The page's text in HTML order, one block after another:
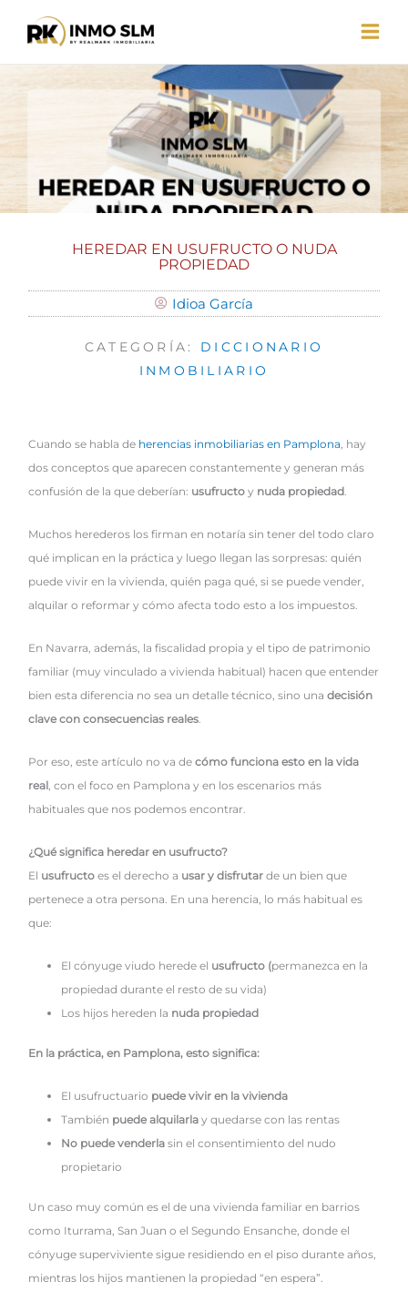
HEREDAR EN USUFRUCTO O NUDA
PROPIEDAD
Idioa García
CATEGORÍA: DICCIONARIO
INMOBILIARIO
Cuando se habla de herencias inmobiliarias en Pamplona , hay
dos conceptos que aparecen constantemente y generan más
confusión de la que deberían: usufructo y nuda propiedad
Muchos herederos los firman en notaría sin tener del todo claro
qué implican en la práctica y luego llegan las sorpresas: quién
puede vivir en la vivienda, quién paga qué, si se puede vender,
alquilar o reformar y cómo afecta todo esto a los impuestos.
En Navarra, además, la fiscalidad propia y el tipo de patrimonio
familiar (muy vinculado a vivienda habitual) hacen que entender
bien esta diferencia no sea un detalle técnico, sino una decisión
clave con consecuencias reales
Por eso, este artículo no va de cómo funciona esto en la vida
real , con el foco en Pamplona y en los escenarios más
habituales que nos podemos encontrar.
¿Qué significa heredar en usufructo?
El usufructo es el derecho a usar y disfrutar de un bien que
pertenece a otra persona. En una herencia, lo más habitual es
que:
El cónyuge viudo herede el usufructo (permanezca en la
propiedad durante el resto de su vida)
Los hijos hereden la nuda propiedad
En la práctica, en Pamplona, esto significa:
El usufructuario puede vivir en la vivienda
También puede alquilarla y quedarse con las rentas
No puede venderla sin el consentimiento del nudo
propietario
Un caso muy común es el de una vivienda familiar en barrios
como Iturrama, San Juan o el Segundo Ensanche, donde el
cónyuge superviviente sigue residiendo en el piso durante años,
mientras los hijos mantienen la propiedad “en espera”.